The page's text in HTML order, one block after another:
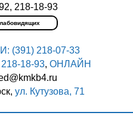
218-18-93
(391) 218-07-33
218-18-93, ОНЛАЙН
ул. Кутузова, 71